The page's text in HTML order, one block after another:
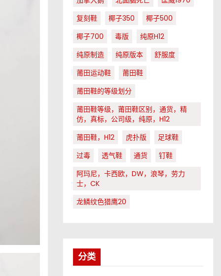
复刻鞋
椰子350
椰子500
椰子700
毒版
纯原H12
纯原制造
纯原版本
舒服度
莆田运动鞋
莆田鞋
莆田鞋的等级划分
莆田鞋等级，莆田鞋区别，通货，精
仿，真标，公司级，纯原，H12
莆田鞋，H12
虎扑版
足球鞋
过毒
透气鞋 通货
钉鞋
阿玛尼，卡西欧，DW，浪琴，劳力
士，CK
龙鳞纹色猎鹰20
分类